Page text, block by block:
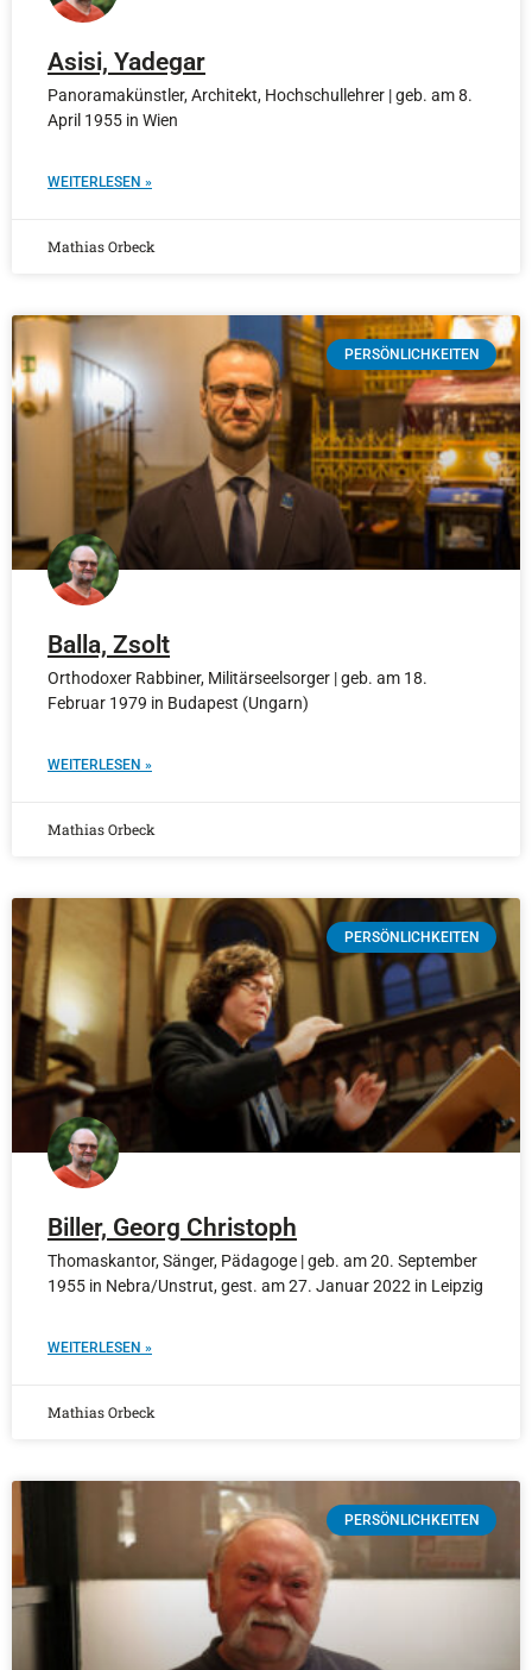
Asisi, Yadegar
Panoramakünstler, Architekt, Hochschullehrer | geb. am 8.
April 1955 in Wien
WEITERLESEN »
Mathias Orbeck
PERSÖNLICHKEITEN
Balla, Zsolt
Orthodoxer Rabbiner, Militärseelsorger | geb. am 18.
Februar 1979 in Budapest (Ungarn)
WEITERLESEN »
Mathias Orbeck
PERSÖNLICHKEITEN
Biller, Georg Christoph
Thomaskantor, Sänger, Pädagoge | geb. am 20. September
1955 in Nebra/Unstrut, gest. am 27. Januar 2022 in Leipzig
WEITERLESEN »
Mathias Orbeck
PERSÖNLICHKEITEN